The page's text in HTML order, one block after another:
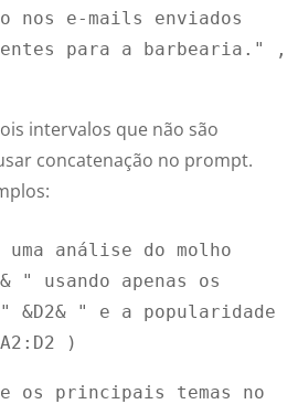
nos e-mails enviados
para a barbearia."
intervalos que não são
concatenação no prompt.
uma análise do molho
" usando apenas os
&D2&
" e a popularidade
A2:D2 )
os principais temas no